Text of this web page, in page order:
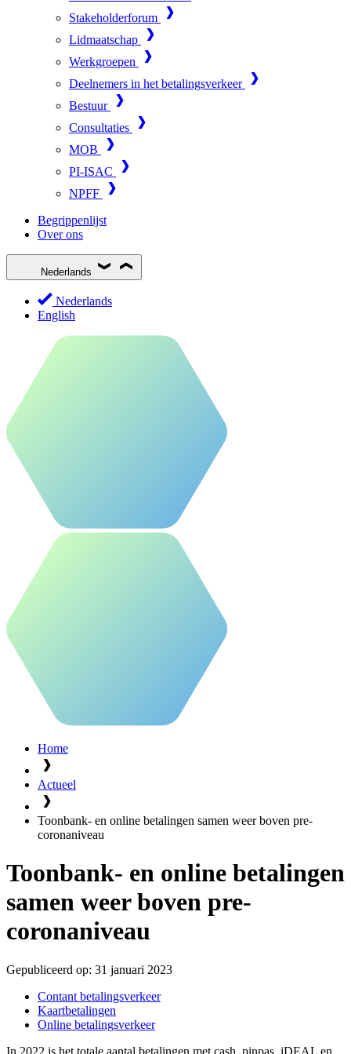
Stakeholderforum
Lidmaatschap
Werkgroepen
Deelnemers in het betalingsverkeer
Bestuur
Consultaties
MOB
PI-ISAC
NPFF
Begrippenlijst
Over ons
Nederlands
Nederlands
English
Home
Actueel
Toonbank- en online betalingen samen weer boven pre-
coronaniveau
Toonbank- en online betalingen
samen weer boven pre-
coronaniveau
Gepubliceerd op: 31 januari 2023
Contant betalingsverkeer
Kaartbetalingen
Online betalingsverkeer
In 2022 is het totale aantal betalingen met cash, pinpas, iDEAL en